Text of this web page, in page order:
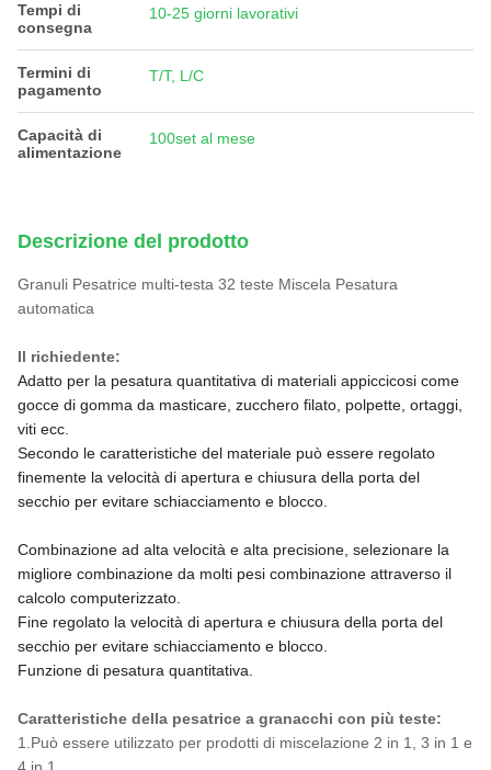
Tempi di
consegna
10-25 giorni lavorativi
Termini di
pagamento
T/T, L/C
Capacità di
alimentazione
100set al mese
Descrizione del prodotto
Granuli Pesatrice multi-testa 32 teste Miscela Pesatura
automatica
Il richiedente:
Adatto per la pesatura quantitativa di materiali appiccicosi come
gocce di gomma da masticare, zucchero filato, polpette, ortaggi,
viti ecc.
Secondo le caratteristiche del materiale può essere regolato
finemente la velocità di apertura e chiusura della porta del
secchio per evitare schiacciamento e blocco.
Combinazione ad alta velocità e alta precisione, selezionare la
migliore combinazione da molti pesi combinazione attraverso il
calcolo computerizzato.
Fine regolato la velocità di apertura e chiusura della porta del
secchio per evitare schiacciamento e blocco.
Funzione di pesatura quantitativa.
Caratteristiche della pesatrice a granacchi con più teste:
1.Può essere utilizzato per prodotti di miscelazione 2 in 1, 3 in 1 e